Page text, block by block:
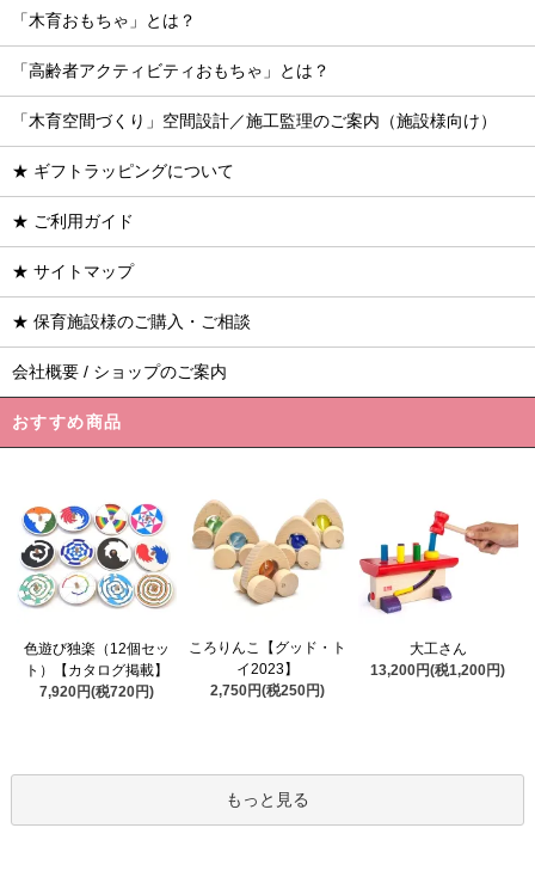
「木育おもちゃ」とは？
「高齢者アクティビティおもちゃ」とは？
「木育空間づくり」空間設計／施工監理のご案内（施設様向け）
★ ギフトラッピングについて
★ ご利用ガイド
★ サイトマップ
★ 保育施設様のご購入・ご相談
会社概要 / ショップのご案内
おすすめ商品
色遊び独楽（12個セッ
ト）【カタログ掲載】
7,920円(税720円)
ころりんこ【グッド・ト
イ2023】
2,750円(税250円)
大工さん
13,200円(税1,200円)
もっと見る